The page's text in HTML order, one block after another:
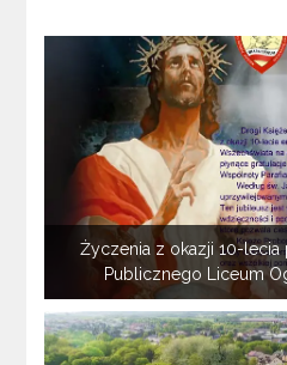
Życzenia z okazji 10-lecia
Publicznego Liceum